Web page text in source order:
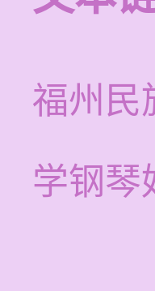
福州民
学钢琴